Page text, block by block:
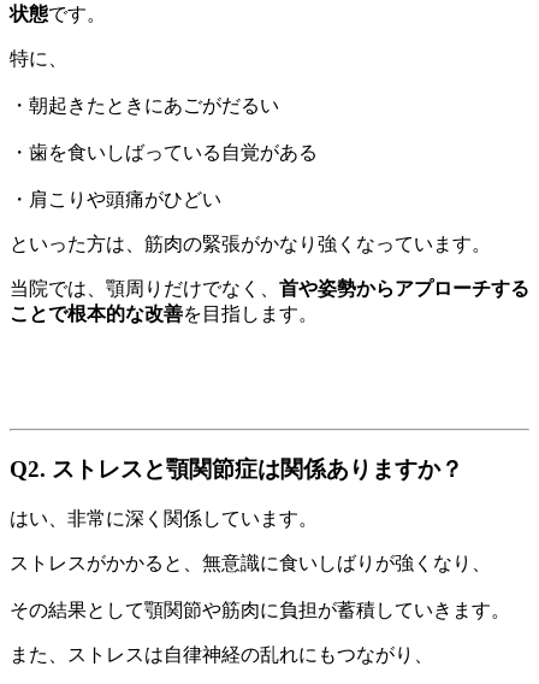
状態です。
特に、
・朝起きたときにあごがだるい
・歯を食いしばっている自覚がある
・肩こりや頭痛がひどい
といった方は、筋肉の緊張がかなり強くなっています。
当院では、顎周りだけでなく、 首や姿勢からアプローチする
ことで根本的な改善を目指します。
Q2. ストレスと顎関節症は関係ありますか？
はい、非常に深く関係しています。
ストレスがかかると、無意識に食いしばりが強くなり、
その結果として顎関節や筋肉に負担が蓄積していきます。
また、ストレスは自律神経の乱れにもつながり、